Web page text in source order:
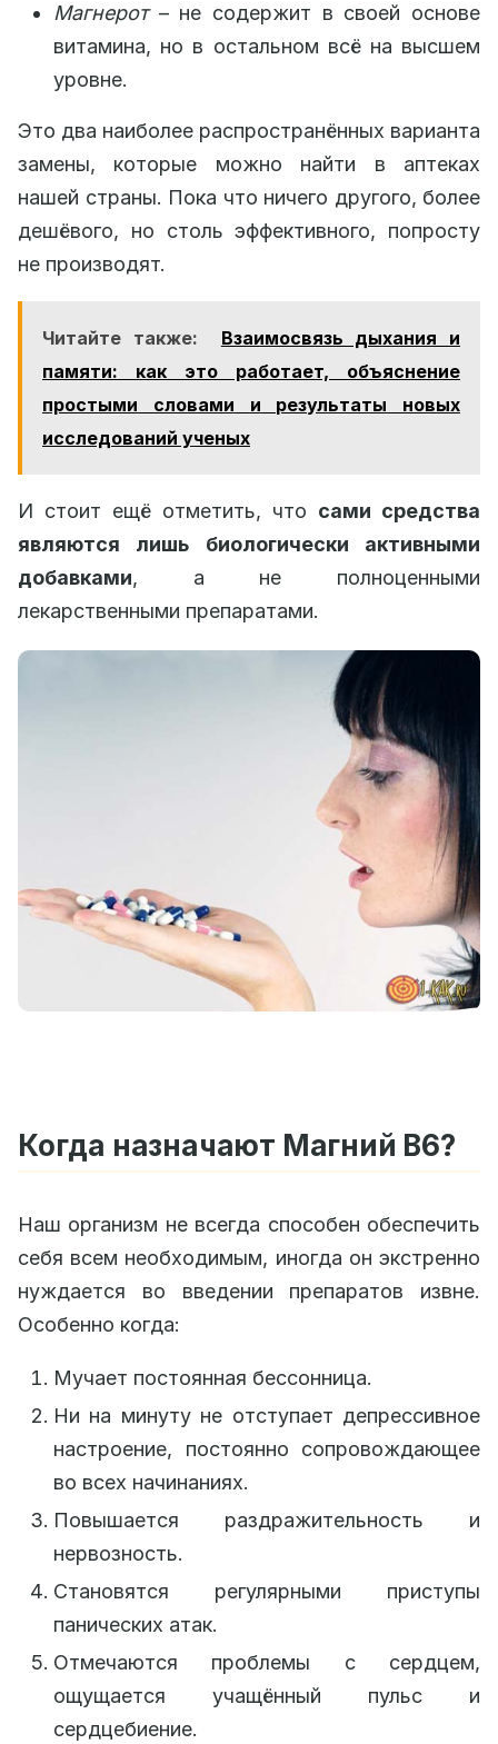
Магнерот– не содержит в своей основе
витамина, но в остальном всё на высшем
уровне.
Это два наиболее распространённых варианта
замены, которые можно найти в аптеках
нашей страны. Пока что ничего другого, более
дешёвого, но столь эффективного, попросту
не производят.
Читайте также:
Взаимосвязь дыхания и
памяти: как это работает, объяснение
простыми словами и результаты новых
исследований ученых
И стоит ещё отметить, что сами средства
являются лишь биологически активными
добавками, а не полноценными
лекарственными препаратами.
Когда назначают Магний B6?
Наш организм не всегда способен обеспечить
себя всем необходимым, иногда он экстренно
нуждается во введении препаратов извне.
Особенно когда:
Мучает постоянная бессонница.
Ни на минуту не отступает депрессивное
настроение, постоянно сопровождающее
во всех начинаниях.
Повышается раздражительность и
нервозность.
Становятся регулярными приступы
панических атак.
Отмечаются проблемы с сердцем,
ощущается учащённый пульс и
сердцебиение.